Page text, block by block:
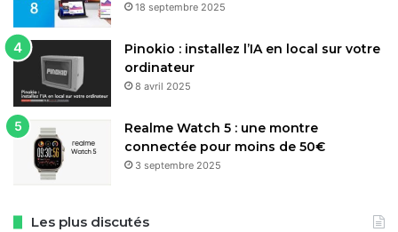
18 septembre 2025
Pinokio : installez l’IA en local sur votre
ordinateur
8 avril 2025
Realme Watch 5 : une montre
connectée pour moins de 50€
3 septembre 2025
Les plus discutés